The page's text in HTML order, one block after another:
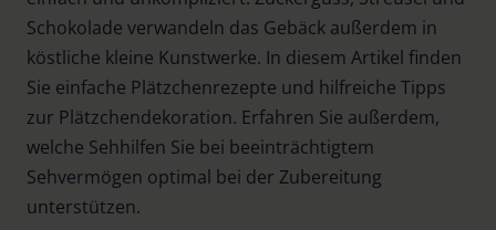
Schokolade verwandeln das Gebäck außerdem in
köstliche kleine Kunstwerke. In diesem Artikel finden
Sie einfache Plätzchenrezepte und hilfreiche Tipps
zur Plätzchendekoration. Erfahren Sie außerdem,
welche Sehhilfen Sie bei beeinträchtigtem
Sehvermögen optimal bei der Zubereitung
unterstützen.